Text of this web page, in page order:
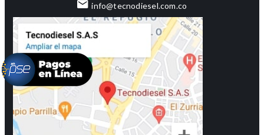
info@tecnodiesel.com.co